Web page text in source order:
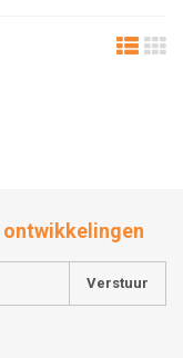
Verstuur